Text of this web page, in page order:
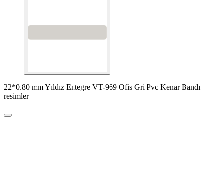
22*0.80 mm Yıldız Entegre VT-969 Ofis Gri Pvc Kenar Bandı
resimler